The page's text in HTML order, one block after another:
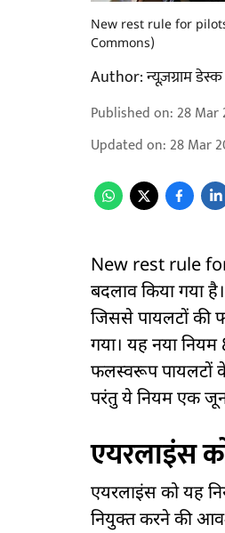
New rest rule for
Commons)
Author:न्यूज़ग्राम डेस्क
Published on: 28 Mar
Updated on: 28 Mar
New rest rule for
बदलाव किया गया
जिससे पायलटों की
गया। यह नया
फलस्वरूप पायलटों के
परंतु ये नियम एक
एयरलाइंस
एयरलाइंस को यह
नियुक्त करने की